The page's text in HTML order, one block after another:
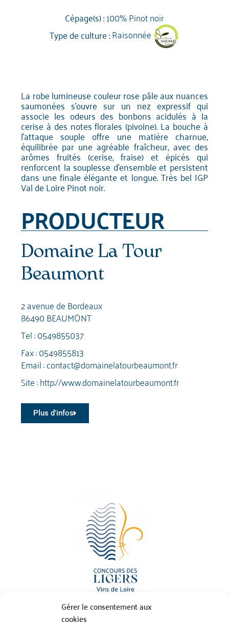
Gérer le consentement aux
cookies
Cépage(s) :100% Pinot noir
Type de culture :Raisonnée
La robe lumineuse couleur rose pâle aux nuances
saumonées s'ouvre sur un nez expressif qui
associe les odeurs des bonbons acidulés à la
cerise à des notes florales (pivoine). La bouche à
l'attaque souple offre une matière charnue,
équilibrée par une agréable fraîcheur, avec des
arômes fruités (cerise, fraise) et épicés qui
renforcent la souplesse d'ensemble et persistent
dans une finale élégante et longue. Très bel IGP
Val de Loire Pinot noir.
PRODUCTEUR
Domaine La Tour
Beaumont
2 avenue de Bordeaux
86490 BEAUMONT
Tel :0549855037
Fax : 0549855813
Email :contact@domainelatourbeaumont.fr
Site :http://www.domainelatourbeaumont.fr
Plus d'infos